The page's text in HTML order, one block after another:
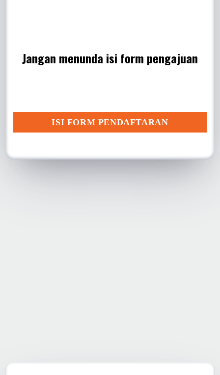
Jangan menunda isi form pengajuan
ISI FORM PENDAFTARAN